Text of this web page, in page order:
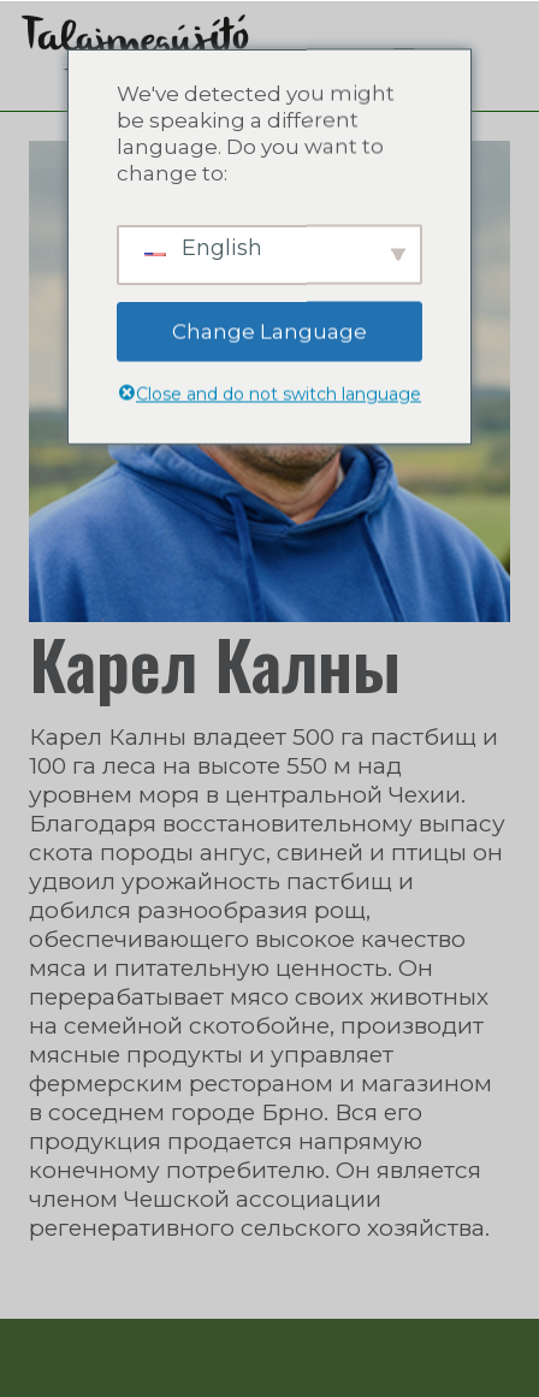
Карел Калны
Карел Калны владеет 500 га пастбищ и
100 га леса на высоте 550 м над
уровнем моря в центральной Чехии.
Благодаря восстановительному выпасу
скота породы ангус, свиней и птицы он
удвоил урожайность пастбищ и
добился разнообразия рощ,
обеспечивающего высокое качество
мяса и питательную ценность. Он
перерабатывает мясо своих животных
на семейной скотобойне, производит
мясные продукты и управляет
фермерским рестораном и магазином
в соседнем городе Брно. Вся его
продукция продается напрямую
конечному потребителю. Он является
членом Чешской ассоциации
регенеративного сельского хозяйства.
We've detected you might
be speaking a different
language. Do you want to
change to:
English
Change Language
Close and do not switch language